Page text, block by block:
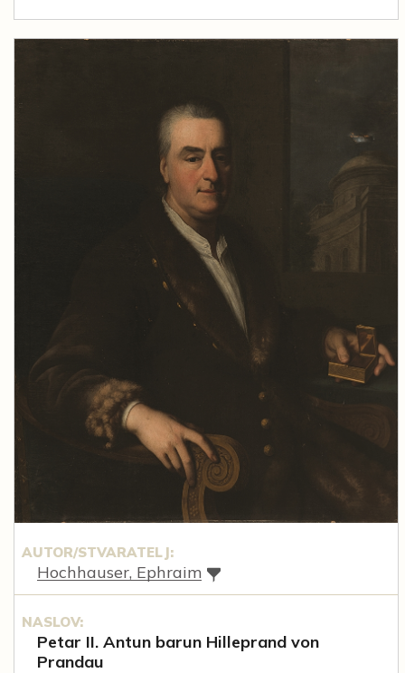
AUTOR/STVARATELJ:
Hochhauser, Ephraim
NASLOV:
Petar II. Antun barun Hilleprand von
Prandau